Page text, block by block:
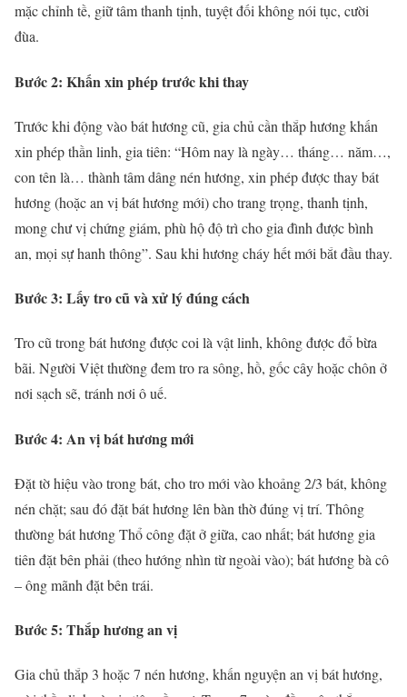
mặc chỉnh tề, giữ tâm thanh tịnh, tuyệt đối không nói tục, cười
đùa.
Bước 2: Khấn xin phép trước khi thay
Trước khi động vào bát hương cũ, gia chủ cần thắp hương khấn
xin phép thần linh, gia tiên: “Hôm nay là ngày… tháng… năm…,
con tên là… thành tâm dâng nén hương, xin phép được thay bát
hương (hoặc an vị bát hương mới) cho trang trọng, thanh tịnh,
mong chư vị chứng giám, phù hộ độ trì cho gia đình được bình
an, mọi sự hanh thông”. Sau khi hương cháy hết mới bắt đầu thay.
Bước 3: Lấy tro cũ và xử lý đúng cách
Tro cũ trong bát hương được coi là vật linh, không được đổ bừa
bãi. Người Việt thường đem tro ra sông, hồ, gốc cây hoặc chôn ở
nơi sạch sẽ, tránh nơi ô uế.
Bước 4: An vị bát hương mới
Đặt tờ hiệu vào trong bát, cho tro mới vào khoảng 2/3 bát, không
nén chặt; sau đó đặt bát hương lên bàn thờ đúng vị trí. Thông
thường bát hương Thổ công đặt ở giữa, cao nhất; bát hương gia
tiên đặt bên phải (theo hướng nhìn từ ngoài vào); bát hương bà cô
– ông mãnh đặt bên trái.
Bước 5: Thắp hương an vị
Gia chủ thắp 3 hoặc 7 nén hương, khấn nguyện an vị bát hương,